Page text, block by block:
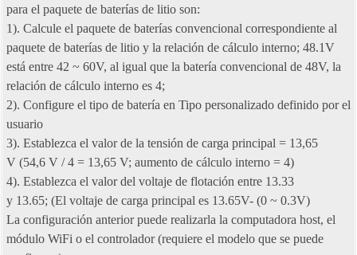
para el paquete de baterías de litio son:
1). Calcule el paquete de baterías convencional correspondiente al
paquete de baterías de litio y la relación de cálculo interno; 48.1V
está entre 42 ~ 60V, al igual que la batería convencional de 48V, la
relación de cálculo interno es 4;
2). Configure el tipo de batería en Tipo personalizado definido por el
usuario
3). Establezca el valor de la tensión de carga principal = 13,65
V (54,6 V / 4 = 13,65 V; aumento de cálculo interno = 4)
4). Establezca el valor del voltaje de flotación entre 13.33
y 13.65; (El voltaje de carga principal es 13.65V- (0 ~ 0.3V)
La configuración anterior puede realizarla la computadora host, el
módulo WiFi o el controlador (requiere el modelo que se puede